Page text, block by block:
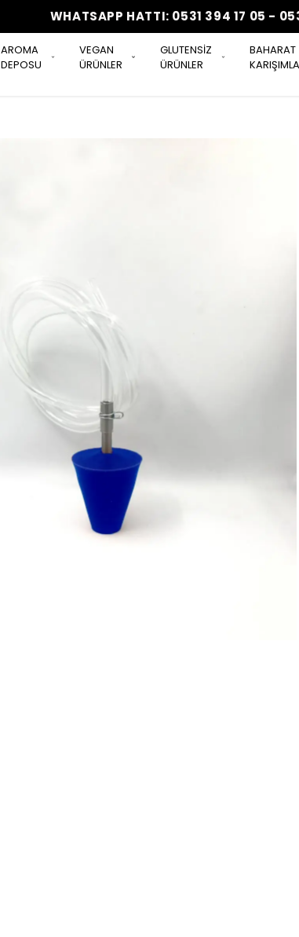
WHATSAPP HATTI: 0531 394 17 05 -
AROMA
DEPOSU
VEGAN
ÜRÜNLER
GLUTENSİZ
ÜRÜNLER
BAHARAT